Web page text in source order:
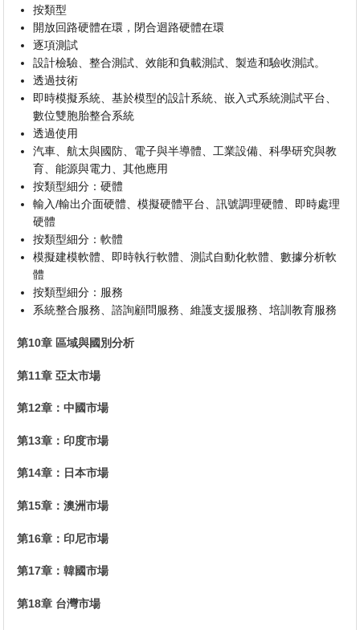
按類型
開放回路硬體在環，閉合迴路硬體在環
逐項測試
設計檢驗、整合測試、效能和負載測試、製造和驗收測試。
透過技術
即時模擬系統、基於模型的設計系統、嵌入式系統測試平台、
數位雙胞胎整合系統
透過使用
汽車、航太與國防、電子與半導體、工業設備、科學研究與教
育、能源與電力、其他應用
按類型細分：硬體
輸入/輸出介面硬體、模擬硬體平台、訊號調理硬體、即時處理
硬體
按類型細分：軟體
模擬建模軟體、即時執行軟體、測試自動化軟體、數據分析軟
體
按類型細分：服務
系統整合服務、諮詢顧問服務、維護支援服務、培訓教育服務
第10章 區域與國別分析
第11章 亞太市場
第12章：中國市場
第13章：印度市場
第14章：日本市場
第15章：澳洲市場
第16章：印尼市場
第17章：韓國市場
第18章 台灣市場